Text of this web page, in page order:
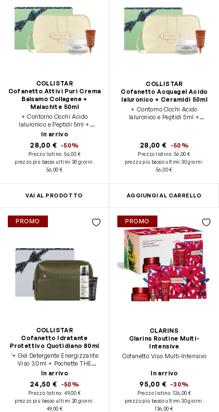
COLLISTAR
Cofanetto Attivi Puri Crema
Balsamo Collagene +
Malachite 50ml
+ Contorno Occhi Acido
Ialuronico e Peptidi 5ml +
Pochette THE BRIDGE
In arrivo
28,00 € -50%
Prezzo listino:56,00 €
prezzo più basso ultimi 30 giorni:
56,00 €
VAI AL PRODOTTO
COLLISTAR
Cofanetto Acquagel Acido
Ialuronico + Ceramidi 50ml
+ Contorno Occhi Acido
Ialuronico e Peptidi 5ml +
28,00 € -50%
Prezzo listino: 56,00 €
prezzo più basso ultimi 30 giorni :
56,00 €
AGGIUNGI AL CARRELLO
PROMO
COLLISTAR
Cofanetto Idratante
Protettivo Quotidiano 80ml
'+ Gel Detergente Energizzante
Viso 30ml + Pochette THE
BRIDGE
In arrivo
24,50 € -50%
Prezzo listino:49,00 €
prezzo più basso ultimi 30 giorni:
49,00 €
PROMO
CLARINS
Clarins Routine Multi-
Intensive
Cofanetto Viso Multi-Intensivo
In arrivo
95,00 € -30%
Prezzo listino:136,00 €
prezzo più basso ultimi 30 giorni :
136,00 €